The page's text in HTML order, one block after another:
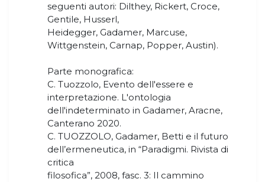
seguenti autori: Dilthey, Rickert, Croce,
Gentile, Husserl,
Heidegger, Gadamer, Marcuse,
Wittgenstein, Carnap, Popper, Austin).
Parte monografica:
C. Tuozzolo, Evento dell'essere e
interpretazione. L'ontologia
dell'indeterminato in Gadamer, Aracne,
Canterano 2020.
C. TUOZZOLO, Gadamer, Betti e il futuro
dell’ermeneutica, in “Paradigmi. Rivista di
critica
filosofica”, 2008, fasc. 3: Il cammino